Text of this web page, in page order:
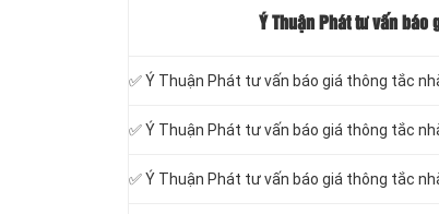
Ý Thuận Phát tư vấn
✅ Ý Thuận Phát tư vấn báo giá thông tắc
✅ Ý Thuận Phát tư vấn báo giá thông tắc
✅ Ý Thuận Phát tư vấn báo giá thông tắc